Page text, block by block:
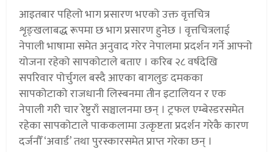
आइतबार पहिलो भाग प्रसारण भएको उक्त वृत्तचित्र
शृङ्खलाबद्ध रूपमा छ भाग प्रसारण हुनेछ । वृत्तचित्रलाई
नेपाली भाषामा समेत अनुवाद गरेर नेपालमा प्रदर्शन गर्ने आफ्नो
योजना रहेको सापकोटाले बताए । करिब २८ वर्षदेखि
सपरिवार पोर्चुगल बस्दै आएका बागलुङ दमकका
सापकोटाको राजधानी लिस्बनमा तीन इटालियन र एक
नेपाली गरी चार रेष्टुराँ सञ्चालनमा छन् । ट्रफल एम्बेस्डरसमेत
रहेका सापकोटाले पाककलामा उत्कृष्टता प्रदर्शन गरेकै कारण
दर्जनौँ ‘अवार्ड’ तथा पुरस्कारसमेत प्राप्त गरेका छन् ।